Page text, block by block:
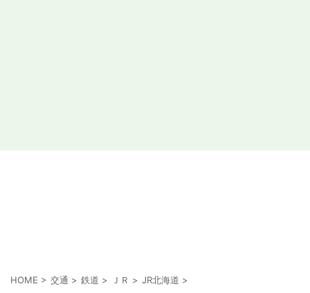
HOME > 交通 > 鉄道 > ＪＲ > JR北海道 >